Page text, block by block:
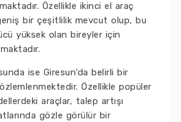
Özellikle ikinci el araç
bir çeşitlilik mevcut olup, bu
yüksek olan bireyler için
ise Giresun'da belirli bir
Özellikle popüler
araçlar, talep artışı
gözle görülür bir